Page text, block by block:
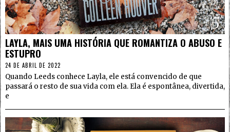
5
LAYLA, MAIS UMA HISTÓRIA QUE ROMANTIZA O ABUSO E
ESTUPRO
24 DE ABRIL DE 2022
Quando Leeds conhece Layla, ele está convencido de que
passará o resto de sua vida com ela. Ela é espontânea, divertida,
e